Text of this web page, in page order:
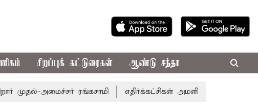
சிறப்புக் கட்டுரைகள் ஆண்டு சந்தா
அமைச்சர் ரங்கசாமி எதிர்க்கட்சிகள் அமளி: நாடாளுமன்ற இரு